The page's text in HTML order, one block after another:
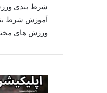
شرط بندی
آموزش شرط
ورزش های